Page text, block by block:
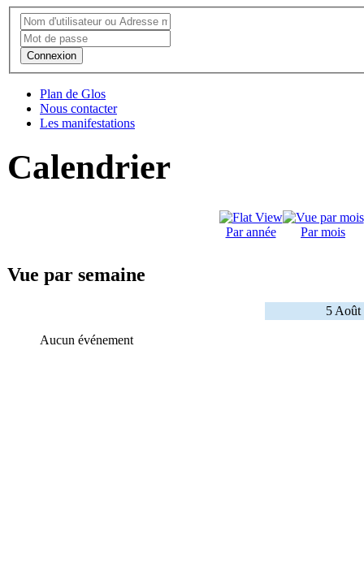
Connexion
Plan de Glos
Nous contacter
Les manifestations
Calendrier
Par année Par mois
Vue par semaine
5 Août
Aucun événement